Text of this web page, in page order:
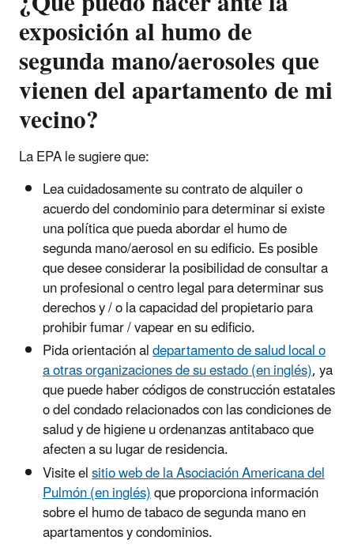
exposición al humo de
segunda mano/aerosoles que
vienen del apartamento de mi
vecino?
La EPA le sugiere que:
Lea cuidadosamente su contrato de alquiler o
acuerdo del condominio para determinar si existe
una política que pueda abordar el humo de
segunda mano/aerosol en su edificio. Es posible
que desee considerar la posibilidad de consultar a
un profesional o centro legal para determinar sus
derechos y / o la capacidad del propietario para
prohibir fumar / vapear en su edificio.
Pida orientación aldepartamento de salud local o
a otras organizaciones de su estado (en inglés), ya
que puede haber códigos de construcción estatales
o del condado relacionados con las condiciones de
salud y de higiene u ordenanzas antitabaco que
afecten a su lugar de residencia.
Visite elsitio web de la Asociación Americana del
Pulmón (en inglés)que proporciona información
sobre el humo de tabaco de segunda mano en
apartamentos y condominios.